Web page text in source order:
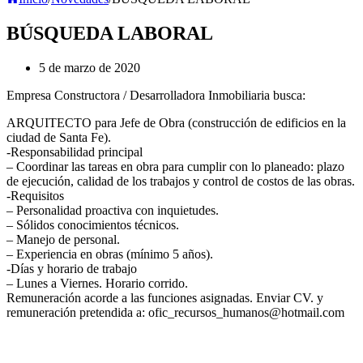
BÚSQUEDA LABORAL
5 de marzo de 2020
Empresa Constructora / Desarrolladora Inmobiliaria busca:
ARQUITECTO para Jefe de Obra (construcción de edificios en la
ciudad de Santa Fe).
-Responsabilidad principal
– Coordinar las tareas en obra para cumplir con lo planeado: plazo
de ejecución, calidad de los trabajos y control de costos de las obras.
-Requisitos
– Personalidad proactiva con inquietudes.
– Sólidos conocimientos técnicos.
– Manejo de personal.
– Experiencia en obras (mínimo 5 años).
-Días y horario de trabajo
– Lunes a Viernes. Horario corrido.
Remuneración acorde a las funciones asignadas. Enviar CV. y
remuneración pretendida a: ofic_recursos_humanos@hotmail.com